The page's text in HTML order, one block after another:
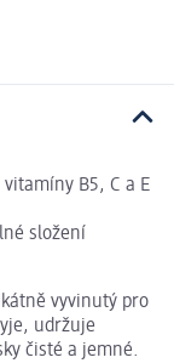
B5, C a E
složení
vyvinutý pro
udržuje
čisté a jemné.